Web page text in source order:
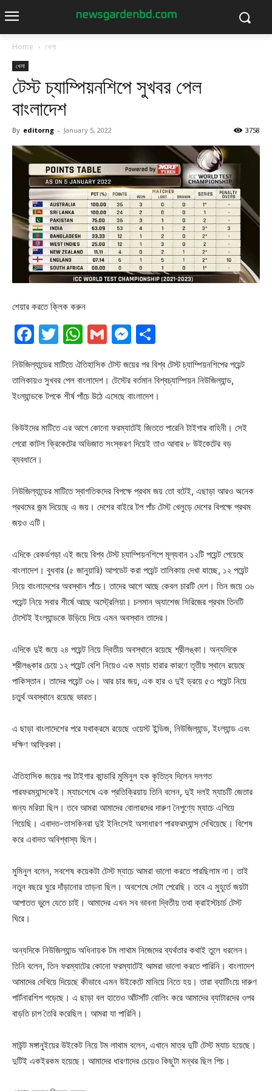
Home খেলা
খেলা
টেস্ট চ্যাম্পিয়নশিপে সুখবর পেল
বাংলাদেশ
By editorng - January 5, 2022 3758
শেয়ার করতে ক্লিক করুন
Facebook
Twitter
WhatsApp
GmailMessenger
নিউজিল্যান্ডের মাটিতে ঐতিহাসিক টেস্ট জয়ের পর বিশ্ব টেস্ট চ্যাম্পিয়নশিপের পয়েন্ট
তালিকায়ও সুখবর পেল বাংলাদেশ। টেস্টের বর্তমান বিশ্বচ্যাম্পিয়ন নিউজিল্যান্ড,
ইংল্যান্ডকে টপকে শীর্ষ পাঁচে উঠে এসেছে বাংলাদেশ।
কিউইদের মাটিতে এর আগে কোনো ফরম্যাটেই জিততে পারেনি টাইগার বাহিনী। সেই
গেরো কাটল ক্রিকেটের অভিজাত সংস্করণ দিয়েই তাও আবার ৮ উইকেটের বড়
ব্যবধানে।
নিউজিল্যান্ডের মাটিতে স্বাগতিকদের বিপক্ষে প্রথম জয় তো বটেই, এছাড়া আরও অনেক
প্রথমের জন্ম দিয়েছে এ জয়। দেশের বাইরে টপ পাঁচ টেস্ট খেলুড়ে দেশের বিপক্ষে প্রথম
জয়ও এটি।
এদিকে রেকর্ডগড়া এই জয়ে বিশ্ব টেস্ট চ্যাম্পিয়নশিপে মূল্যবান ১২টি পয়েন্ট পেয়েছে
বাংলাদেশ। বুধবার (৫ জানুয়ারি) আপডেট করা পয়েন্ট তালিকায় দেখা যাচ্ছে, ১২ পয়েন্ট
নিয়ে বাংলাদেশের অবস্থান পাঁচে। তাদের আগে আছে কেবল চারটি দেশ। তিন জয়ে ৩৬
পয়েন্ট নিয়ে সবার শীর্ষে আছে অস্ট্রেলিয়া। চলমান অ্যাশেজ সিরিজের প্রথম তিনটি
টেস্টেই ইংল্যান্ডকে উড়িয়ে দিয়ে এমন অবস্থান তাদের।
এদিকে দুই জয়ে ২৪ পয়েন্ট নিয়ে দ্বিতীয় অবস্থানে রয়েছে শ্রীলঙ্কা। অন্যদিকে
শ্রীলঙ্কার চেয়ে ১২ পয়েন্ট বেশি নিয়েও এক ম্যাচ হারার কারণে তৃতীয় স্থানে রয়েছে
পাকিস্তান। তাদের পয়েন্ট ৩৬। আর চার জয়, এক হার ও দুই ড্রয়ে ৫৩ পয়েন্ট নিয়ে
চতুর্থ অবস্থানে রয়েছে ভারত।
এ ছাড়া বাংলাদেশের পরে যথাক্রমে রয়েছে ওয়েস্ট ইন্ডিজ, নিউজিল্যান্ড, ইংল্যান্ড এবং
দক্ষিণ আফ্রিকা।
ঐতিহাসিক জয়ের পর টাইগার কান্ডারি মুমিনুল হক কৃতিত্ব দিলেন দলগত
পারফরম্যান্সকেই। ম্যাচশেষে এক প্রতিক্রিয়ায় তিনি বলেন, দুই দলই ম্যাচটি জেতার
জন্য মরিয়া ছিল। তবে আমরা আমাদের বোলারদের দারুণ নৈপুণ্যে ম্যাচে এগিয়ে
গিয়েছি। এবাদত-তাসকিনরা দুই ইনিংসেই অসাধারণ পারফরম্যান্স দেখিয়েছে। বিশেষ
করে এবাদত অবিশ্বাস্য ছিল।
মুমিনুল বলেন, সবশেষ কয়েকটা টেস্ট ম্যাচে আমরা ভালো করতে পারছিলাম না। তাই
নতুন বছরে ঘুরে দাঁড়ানোর তাড়না ছিল। অবশেষে সেটা পেরেছি। তবে এ মুহূর্তে জয়টা
আপাতত ভুলে যেতে চাই। আমাদের এখন সব ভাবনা দ্বিতীয় তথা ক্রাইস্টচার্চ টেস্ট
ঘিরে।
অন্যদিকে নিউজিল্যান্ড অধিনায়ক টম লাথাম নিজেদের ব্যর্থতার কথাই তুলে ধরলেন।
তিনি বলেন, তিন ফরম্যাটের কোনো ফরম্যাটেই আমরা ভালো করতে পারিনি। বাংলাদেশ
আমাদের দেখিয়ে দিয়েছে কীভাবে এমন উইকেটে মানিয়ে নিতে হয়। তারা ব্যাটিংয়ে দারুণ
পার্টনারশিপ গড়েছে। এ ছাড়া বল হাতেও আঁটসাঁট বোলিং করে আমাদের ব্যাটারদের ওপর
বাড়তি চাপ তৈরি করেছিল। আমরা যা পারিনি।
মাউন্ট মঙ্গানুইয়ের উইকেট নিয়ে টম লাথাম বলেন, এখানে মাত্র দুটি টেস্ট ম্যাচ হয়েছে।
দুটিই একইরকম হয়েছে। আমাদের ধারণাদের চেয়েও কিছুটা মন্থর ছিল পিচ।